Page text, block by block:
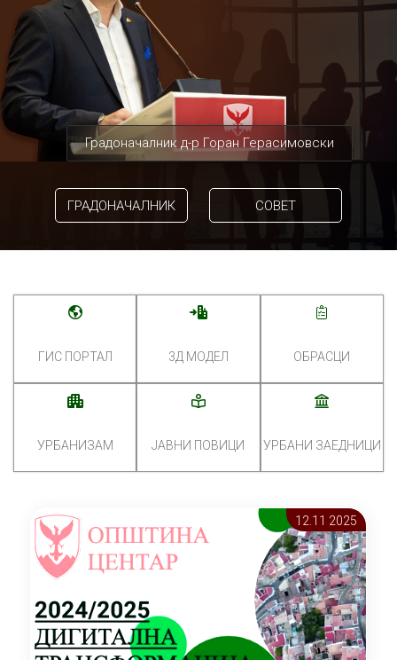
Градоначалник д-р Горан Герасимовски
ГРАДОНАЧАЛНИК СОВЕТ
ГИС ПОРТАЛ 3Д МОДЕЛ ОБРАСЦИ
УРБАНИЗАМ ЈАВНИ ПОВИЦИ УРБАНИ ЗАЕДНИЦИ
12.11 2025